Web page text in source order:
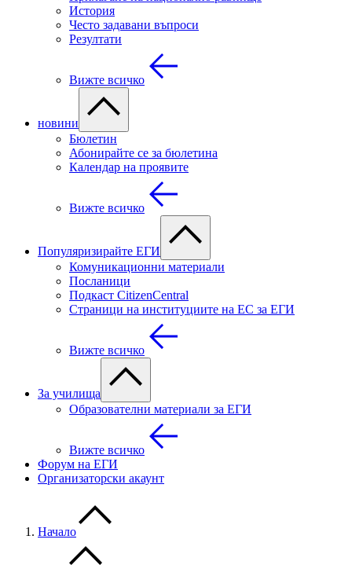
История
Често задавани въпроси
Резултати
Вижте всичко
новини
Бюлетин
Абонирайте се за бюлетина
Календар на проявите
Вижте всичко
Популяризирайте ЕГИ
Комуникационни материали
Посланици
Подкаст CitizenCentral
Страници на институциите на ЕС за ЕГИ
Вижте всичко
За училища
Образователни материали за ЕГИ
Вижте всичко
Форум на ЕГИ
Организаторски акаунт
Начало